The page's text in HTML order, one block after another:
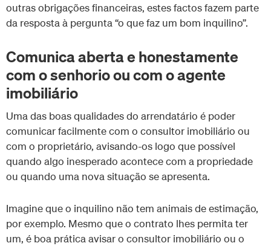
outras obrigações financeiras, estes factos fazem parte
da resposta à pergunta “o que faz um bom inquilino”.
Comunica aberta e honestamente
com o senhorio ou com o agente
imobiliário
Uma das boas qualidades do arrendatário é poder
comunicar facilmente com o consultor imobiliário ou
com o proprietário, avisando-os logo que possível
quando algo inesperado acontece com a propriedade
ou quando uma nova situação se apresenta.
Imagine que o inquilino não tem animais de estimação,
por exemplo. Mesmo que o contrato lhes permita ter
um, é boa prática avisar o consultor imobiliário ou o